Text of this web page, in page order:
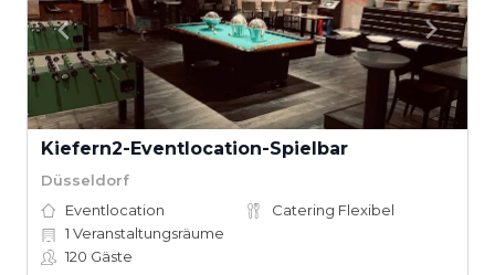
Kiefern2-Eventlocation-Spielbar
Düsseldorf
Eventlocation
Catering Flexibel
1 Veranstaltungsräume
120 Gäste